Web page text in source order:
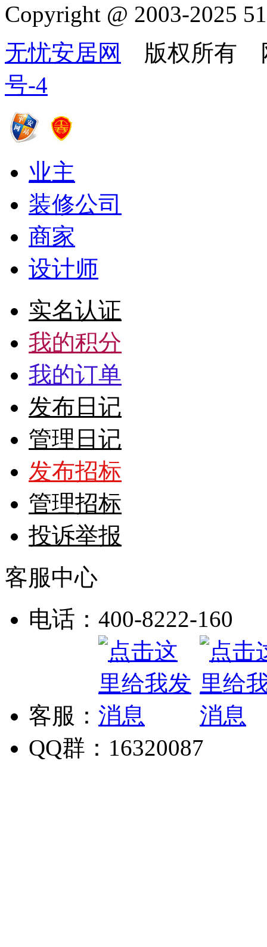
Copyright @ 2003-2025
无忧安居网
版权所有
号-4
业主
装修公司
商家
设计师
实名认证
我的积分
我的订单
发布日记
管理日记
发布招标
管理招标
投诉举报
客服中心
电话：400-8222-160
客服：
QQ群：16320087